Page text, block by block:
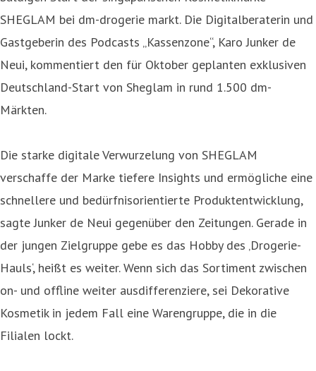
SHEGLAM bei dm-drogerie markt. Die Digitalberaterin und
Gastgeberin des Podcasts „Kassenzone“, Karo Junker de
Neui, kommentiert den für Oktober geplanten exklusiven
Deutschland-Start von Sheglam in rund 1.500 dm-
Märkten.
Die starke digitale Verwurzelung von SHEGLAM
verschaffe der Marke tiefere Insights und ermögliche eine
schnellere und bedürfnisorientierte Produktentwicklung,
sagte Junker de Neui gegenüber den Zeitungen. Gerade in
der jungen Zielgruppe gebe es das Hobby des ‚Drogerie-
Hauls‘, heißt es weiter. Wenn sich das Sortiment zwischen
on- und offline weiter ausdifferenziere, sei Dekorative
Kosmetik in jedem Fall eine Warengruppe, die in die
Filialen lockt.